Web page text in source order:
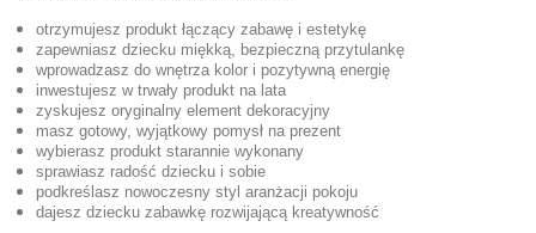
otrzymujesz produkt łączący zabawę i estetykę
zapewniasz dziecku miękką, bezpieczną przytulankę
wprowadzasz do wnętrza kolor i pozytywną energię
inwestujesz w trwały produkt na lata
zyskujesz oryginalny element dekoracyjny
masz gotowy, wyjątkowy pomysł na prezent
wybierasz produkt starannie wykonany
sprawiasz radość dziecku i sobie
podkreślasz nowoczesny styl aranżacji pokoju
dajesz dziecku zabawkę rozwijającą kreatywność